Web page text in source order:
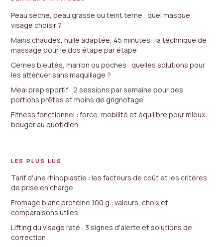
Peau sèche, peau grasse ou teint terne : quel masque
visage choisir ?
Mains chaudes, huile adaptée, 45 minutes : la technique de
massage pour le dos étape par étape
Cernes bleutés, marron ou poches : quelles solutions pour
les atténuer sans maquillage ?
Meal prep sportif : 2 sessions par semaine pour des
portions prêtes et moins de grignotage
Fitness fonctionnel : force, mobilité et équilibre pour mieux
bouger au quotidien
LES PLUS LUS
Tarif d'une rhinoplastie : les facteurs de coût et les critères
de prise en charge
Fromage blanc protéine 100 g : valeurs, choix et
comparaisons utiles
Lifting du visage raté : 3 signes d'alerte et solutions de
correction